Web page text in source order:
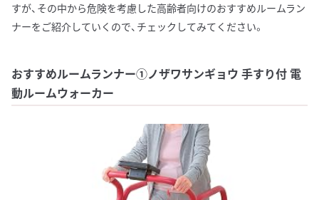
すが、その中から危険を考慮した高齢者向けのおすすめルームラン
ナーをご紹介していくので、チェックしてみてください。
おすすめルームランナー①ノザワサンギョウ 手すり付 電
動ルームウォーカー